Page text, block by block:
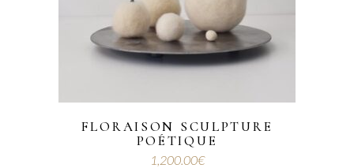
FLORAISON SCULPTURE
POÉTIQUE
1,200.00€